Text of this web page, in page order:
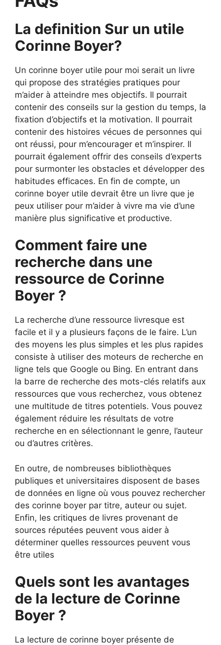
La definition Sur un utile
Corinne Boyer?
Un corinne boyer utile pour moi serait un livre
qui propose des stratégies pratiques pour
m’aider à atteindre mes objectifs. Il pourrait
contenir des conseils sur la gestion du temps, la
fixation d’objectifs et la motivation. Il pourrait
contenir des histoires vécues de personnes qui
ont réussi, pour m’encourager et m’inspirer. Il
pourrait également offrir des conseils d’experts
pour surmonter les obstacles et développer des
habitudes efficaces. En fin de compte, un
corinne boyer utile devrait être un livre que je
peux utiliser pour m’aider à vivre ma vie d’une
manière plus significative et productive.
Comment faire une
recherche dans une
ressource de Corinne
Boyer ?
La recherche d’une ressource livresque est
facile et il y a plusieurs façons de le faire. L’un
des moyens les plus simples et les plus rapides
consiste à utiliser des moteurs de recherche en
ligne tels que Google ou Bing. En entrant dans
la barre de recherche des mots-clés relatifs aux
ressources que vous recherchez, vous obtenez
une multitude de titres potentiels. Vous pouvez
également réduire les résultats de votre
recherche en en sélectionnant le genre, l’auteur
ou d’autres critères.
En outre, de nombreuses bibliothèques
publiques et universitaires disposent de bases
de données en ligne où vous pouvez rechercher
des corinne boyer par titre, auteur ou sujet.
Enfin, les critiques de livres provenant de
sources réputées peuvent vous aider à
déterminer quelles ressources peuvent vous
être utiles
Quels sont les avantages
de la lecture de Corinne
Boyer ?
La lecture de corinne boyer présente de